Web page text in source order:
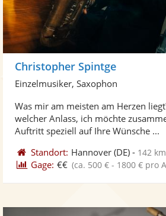
Christopher Spintge
Einzelmusiker, Saxophon
Was mir am meisten am Herzen
welcher Anlass, ich möchte
Auftritt speziell auf Ihre Wünsche ...
Standort: Hannover (DE) - 142
Gage: €€ (ca. 500 € - 1800 € pro